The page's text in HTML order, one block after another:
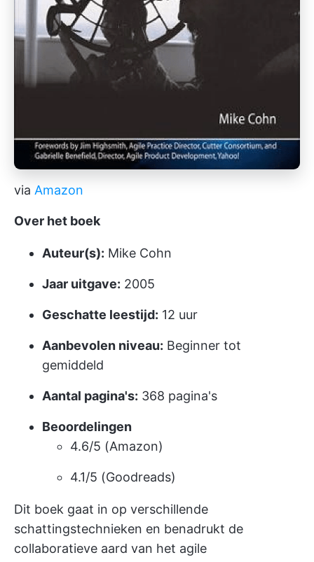
via Amazon
Over het boek
Auteur(s): Mike Cohn
Jaar uitgave: 2005
Geschatte leestijd: 12 uur
Aanbevolen niveau: Beginner tot
gemiddeld
Aantal pagina's: 368 pagina's
Beoordelingen
4.6/5 (Amazon)
4.1/5 (Goodreads)
Dit boek gaat in op verschillende
schattingstechnieken en benadrukt de
collaboratieve aard van het agile